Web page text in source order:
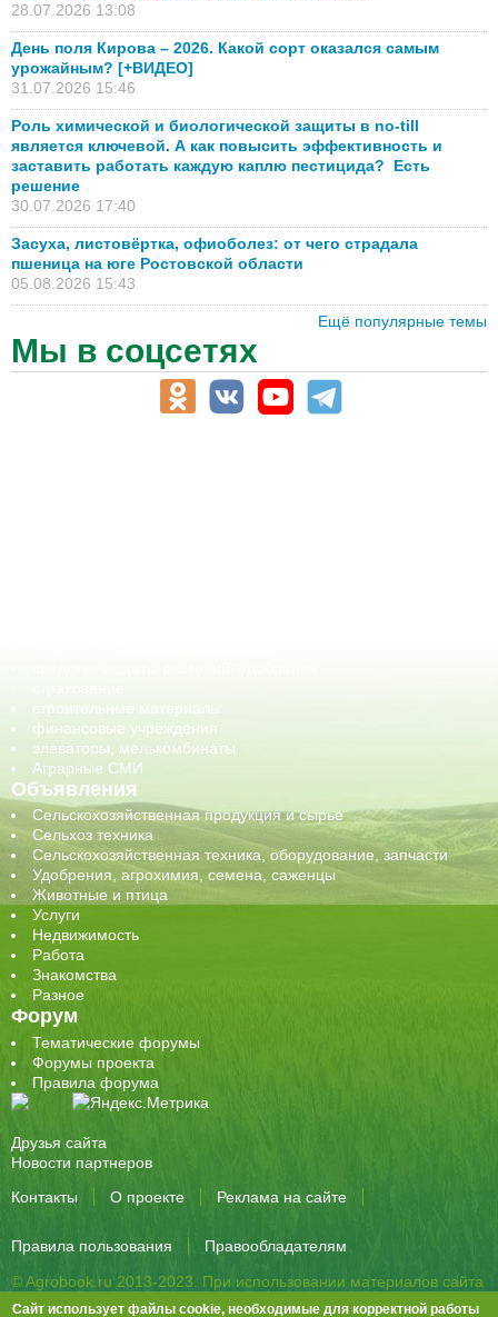
28.07.2026 13:08
День поля Кирова – 2026. Какой сорт оказался самым
урожайным? [+ВИДЕО]
31.07.2026 15:46
Роль химической и биологической защиты в no-till
является ключевой. А как повысить эффективность и
заставить работать каждую каплю пестицида? Есть
решение
30.07.2026 17:40
Засуха, листовёртка, офиоболез: от чего страдала
пшеница на юге Ростовской области
05.08.2026 15:43
Ещё популярные темы
Мы в соцсетях
строительные материалы
финансовые учреждения
элеваторы, мелькомбинаты
Аграрные СМИ
Объявления
Сельскохозяйственная продукция и сырье
Сельхоз техника
Сельскохозяйственная техника, оборудование, запчасти
Удобрения, агрохимия, семена, саженцы
Животные и птица
Услуги
Недвижимость
Работа
Знакомства
Разное
Форум
Тематические форумы
Форумы проекта
Правила форума
Друзья сайта
Новости партнеров
Контакты
О проекте Реклама на сайте
Правила пользования
Правообладателям
© Agrobook.ru 2013-2023. При использовании материалов сайта
активная ссылка на публикацию обязательна.
Сайт использует файлы cookie, необходимые для корректной работы